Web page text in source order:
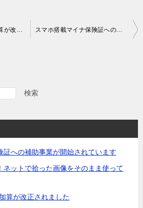
医療DX推進体制整備加算が改正されました スマホ搭載マイナ保険証への補助事業が開始されています
検索
証への補助事業が開始されています
ネットで拾った画像をそのまま使って
算が改正されました